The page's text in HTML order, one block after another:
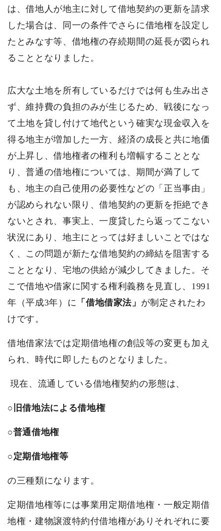
は、借地人が地主に対して借地契約の更新を請求
した場合は、同一の条件でさらに借地権を設定し
たとみなす等、借地権の存続期間の延長が図られ
ることとなりました。
広大な土地を所有しているだけでは何も生み出さ
ず、維持費の負担のみが生じるため、戦後になっ
て土地を貸し付けて地代という確実な現金収入を
得る地主が増加した一方、経済の成長と共に地価
が上昇し、借地権者の権利も増幅することとな
り、普通の借地権については、期間が満了して
も、地主の自己使用の必要性などの「正当事由」
が認められない限り、借地契約の更新を拒絶でき
ないとされ、事実上、一度貸したら返ってこない
状況にあり、地主にとっては好ましいことではな
く、この問題が新たな借地契約の締結を阻害する
こととなり、宅地の供給が減少してきました。そ
こで借地や借家に関する権利義務を見直し、1991
年（平成3年）に 「借地借家法」 が制定されたわ
けです。
借地借家法では定期借地権の創設等の変更も加え
られ、時代に即したものとなりました。
現在、流通している借地権契約の形態は、
○ 旧借地法による借地権
○普通借地権
○定期借地権等
の三種類になります。
定期借地権等には事業用定期借地権・一般定期借
地権・建物譲渡特約付借地権がありそれぞれに要